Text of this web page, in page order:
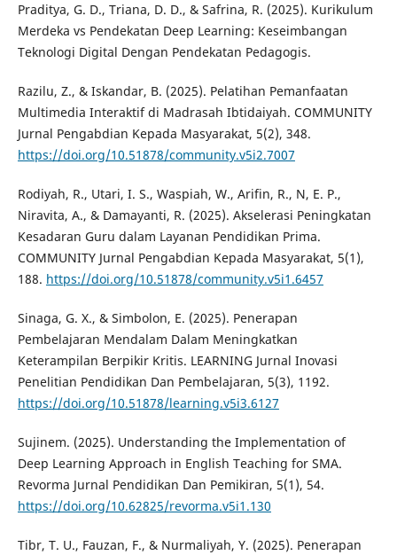
Praditya, G. D., Triana, D. D., & Safrina, R. (2025). Kurikulum
Merdeka vs Pendekatan Deep Learning: Keseimbangan
Teknologi Digital Dengan Pendekatan Pedagogis.
Razilu, Z., & Iskandar, B. (2025). Pelatihan Pemanfaatan
Multimedia Interaktif di Madrasah Ibtidaiyah. COMMUNITY
Jurnal Pengabdian Kepada Masyarakat, 5(2), 348.
https://doi.org/10.51878/community.v5i2.7007
Rodiyah, R., Utari, I. S., Waspiah, W., Arifin, R., N, E. P.,
Niravita, A., & Damayanti, R. (2025). Akselerasi Peningkatan
Kesadaran Guru dalam Layanan Pendidikan Prima.
COMMUNITY Jurnal Pengabdian Kepada Masyarakat, 5(1),
188. https://doi.org/10.51878/community.v5i1.6457
Sinaga, G. X., & Simbolon, E. (2025). Penerapan
Pembelajaran Mendalam Dalam Meningkatkan
Keterampilan Berpikir Kritis. LEARNING Jurnal Inovasi
Penelitian Pendidikan Dan Pembelajaran, 5(3), 1192.
https://doi.org/10.51878/learning.v5i3.6127
Sujinem. (2025). Understanding the Implementation of
Deep Learning Approach in English Teaching for SMA.
Revorma Jurnal Pendidikan Dan Pemikiran, 5(1), 54.
https://doi.org/10.62825/revorma.v5i1.130
Tibr, T. U., Fauzan, F., & Nurmaliyah, Y. (2025). Penerapan